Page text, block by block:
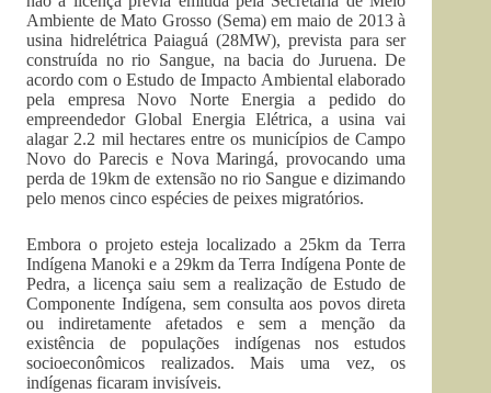
Ambiente de Mato Grosso (Sema) em maio de 2013 à
usina hidrelétrica Paiaguá (28MW), prevista para ser
construída no rio Sangue, na bacia do Juruena. De
acordo com o Estudo de Impacto Ambiental elaborado
pela empresa Novo Norte Energia a pedido do
empreendedor Global Energia Elétrica, a usina vai
alagar 2.2 mil hectares entre os municípios de Campo
Novo do Parecis e Nova Maringá, provocando uma
perda de 19km de extensão no rio Sangue e dizimando
pelo menos cinco espécies de peixes migratórios.
Embora o projeto esteja localizado a 25km da Terra
Indígena Manoki e a 29km da Terra Indígena Ponte de
Pedra, a licença saiu sem a realização de Estudo de
Componente Indígena, sem consulta aos povos direta
ou indiretamente afetados e sem a menção da
existência de populações indígenas nos estudos
socioeconômicos realizados. Mais uma vez, os
indígenas ficaram invisíveis.